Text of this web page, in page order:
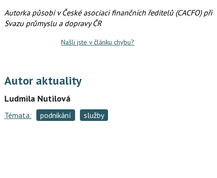
k
u
Autorka působí v České asociaci finančních ředitelů (CACFO) při
Svazu průmyslu a dopravy ČR
Našli jste v článku chybu?
Autor aktuality
Ludmila Nutilová
Témata: podnikání služby